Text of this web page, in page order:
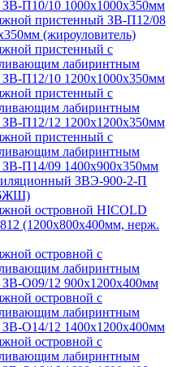
ЗВ-П10/10 1000х1000х350мм
пристенный ЗВ-П12/08
(жироуловитель)
пристенный с
лабиринтным
ЗВ-П12/10 1200х1000х350мм
пристенный с
лабиринтным
ЗВ-П12/12 1200х1200х350мм
пристенный с
лабиринтным
ЗВ-П14/09 1400х900х350мм
ЗВЭ-900-2-П
островной HICOLD
(1200х800x400мм, нерж.
островной с
лабиринтным
ЗВ-О09/12 900х1200х400мм
островной с
лабиринтным
ЗВ-О14/12 1400х1200х400мм
островной с
лабиринтным